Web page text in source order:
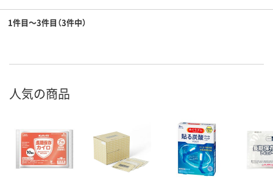
1件目～3件目（3件中）
人気の商品